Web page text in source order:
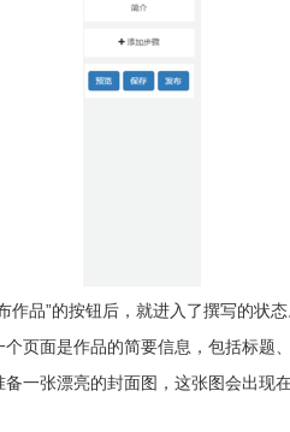
作品”的按钮后，就进入了撰写的状态
个页面是作品的简要信息，包括标题
备一张漂亮的封面图，这张图会出现